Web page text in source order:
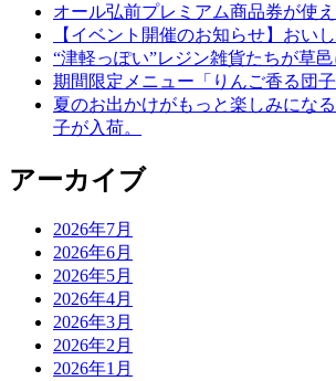
オール弘前プレミアム商品券が使え
【イベント開催のお知らせ】おい
“津軽っぽい”レジン雑貨たちが草邑
期間限定メニュー「りんご香る団
夏のお出かけがもっと楽しみにな
子が入荷。
アーカイブ
2026年7月
2026年6月
2026年5月
2026年4月
2026年3月
2026年2月
2026年1月